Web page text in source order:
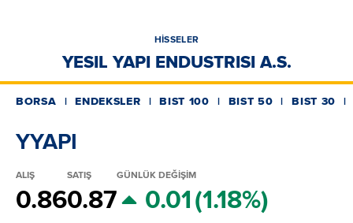
HİSSELER
YESIL YAPI ENDUSTRISI A.S.
BORSA ENDEKSLER BIST 100 BIST 50 BIST 30
YYAPI
ALIŞ
0.86
SATIŞ
0.87
GÜNLÜK DEĞİŞİM
0.01(1.18%)